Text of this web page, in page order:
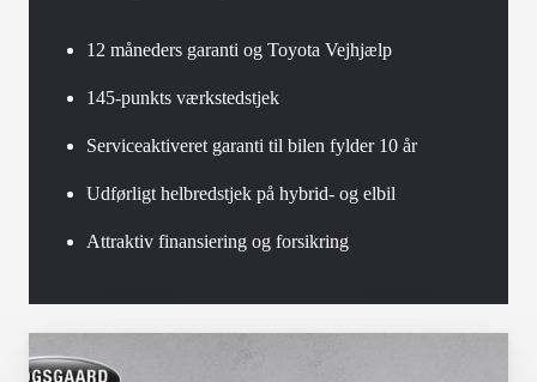
12 måneders garanti og Toyota Vejhjælp
145-punkts værkstedstjek
Serviceaktiveret garanti til bilen fylder 10 år
Udførligt helbredstjek på hybrid- og elbil
Attraktiv finansiering og forsikring